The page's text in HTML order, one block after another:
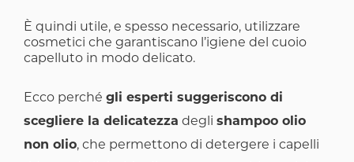
È quindi utile, e spesso necessario, utilizzare
cosmetici che garantiscano l’igiene del cuoio
capelluto in modo delicato.
Ecco perché gli esperti suggeriscono di
scegliere la delicatezza degli shampoo olio
non olio, che permettono di detergere i capelli